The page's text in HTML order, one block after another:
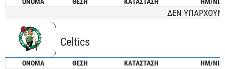
ΔΕΝ ΥΠΑΡΧΟΥΝ
Celtics
ONOMA ΘΕΣΗ ΚΑΤΑΣΤΑΣΗ ΗΜ/ΝΙΑ